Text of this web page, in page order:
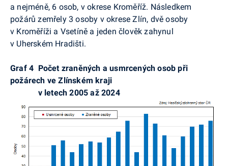
a nejméně, 6 osob, v okrese Kroměříž. Následkem
požárů zemřely 3 osoby v okrese Zlín, dvě osoby
v Kroměříži a Vsetíně a jeden člověk zahynul
v Uherském Hradišti.
Graf 4 Počet zraněných a usmrcených osob při
požárech ve Zlínském kraji
v letech 2005 až 2024